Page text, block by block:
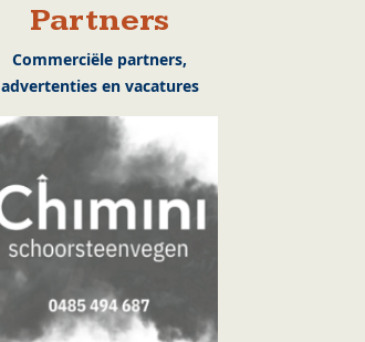
Partners
Commerciële partners,
advertenties en vacatures